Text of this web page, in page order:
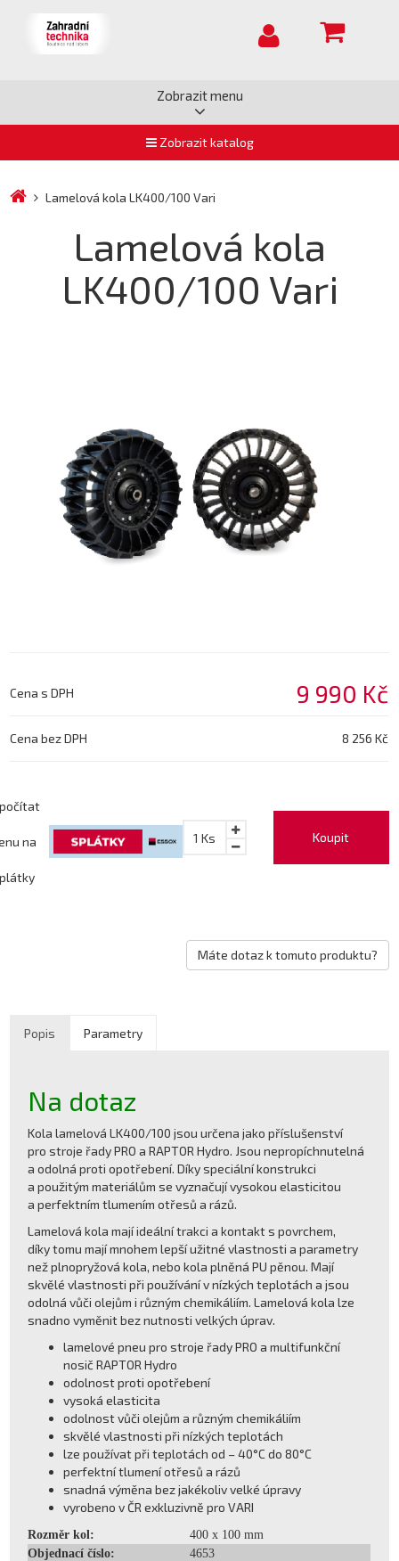
Zobrazit menu
Zobrazit katalog
Lamelová kola LK400/100 Vari
Lamelová kola
LK400/100 Vari
Cena s DPH 9 990 Kč
Cena bez DPH 8 256 Kč
Koupit
1 Ks
na
Máte dotaz k tomuto produktu?
Popis Parametry
Na dotaz
Kola lamelová LK400/100 jsou určena jako příslušenství
pro stroje řady PRO a RAPTOR Hydro. Jsou nepropíchnutelná
a odolná proti opotřebení. Díky speciální konstrukci
a použitým materiálům se vyznačují vysokou elasticitou
a perfektním tlumením otřesů a rázů.
Lamelová kola mají ideální trakci a kontakt s povrchem,
díky tomu mají mnohem lepší užitné vlastnosti a parametry
než plnopryžová kola, nebo kola plněná PU pěnou. Mají
skvělé vlastnosti při používání v nízkých teplotách a jsou
odolná vůči olejům i různým chemikáliím. Lamelová kola lze
snadno vyměnit bez nutnosti velkých úprav.
lamelové pneu pro stroje řady PRO a multifunkční
nosič RAPTOR Hydro
odolnost proti opotřebení
vysoká elasticita
odolnost vůči olejům a různým chemikáliím
skvělé vlastnosti při nízkých teplotách
lze používat při teplotách od – 40°C do 80°C
perfektní tlumení otřesů a rázů
snadná výměna bez jakékoliv velké úpravy
vyrobeno v ČR exkluzivně pro VARI
Rozměr kol:
400 x 100 mm
Objednací číslo:
4653